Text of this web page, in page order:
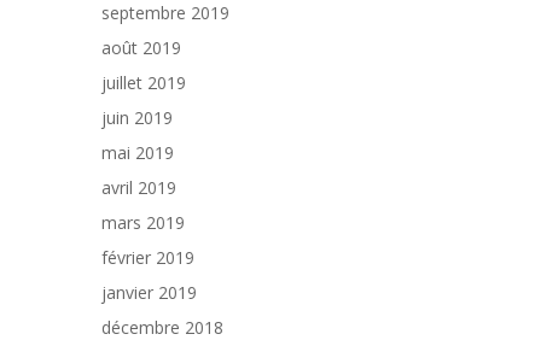
septembre 2019
août 2019
juillet 2019
juin 2019
mai 2019
avril 2019
mars 2019
février 2019
janvier 2019
décembre 2018